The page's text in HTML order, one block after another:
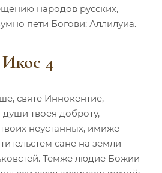
народов русских,
пети Богови: Аллилуиа.
Икос 4
святе Иннокентие,
твоея доброту,
неустанных, имиже
сане на земли
Темже людие Божии